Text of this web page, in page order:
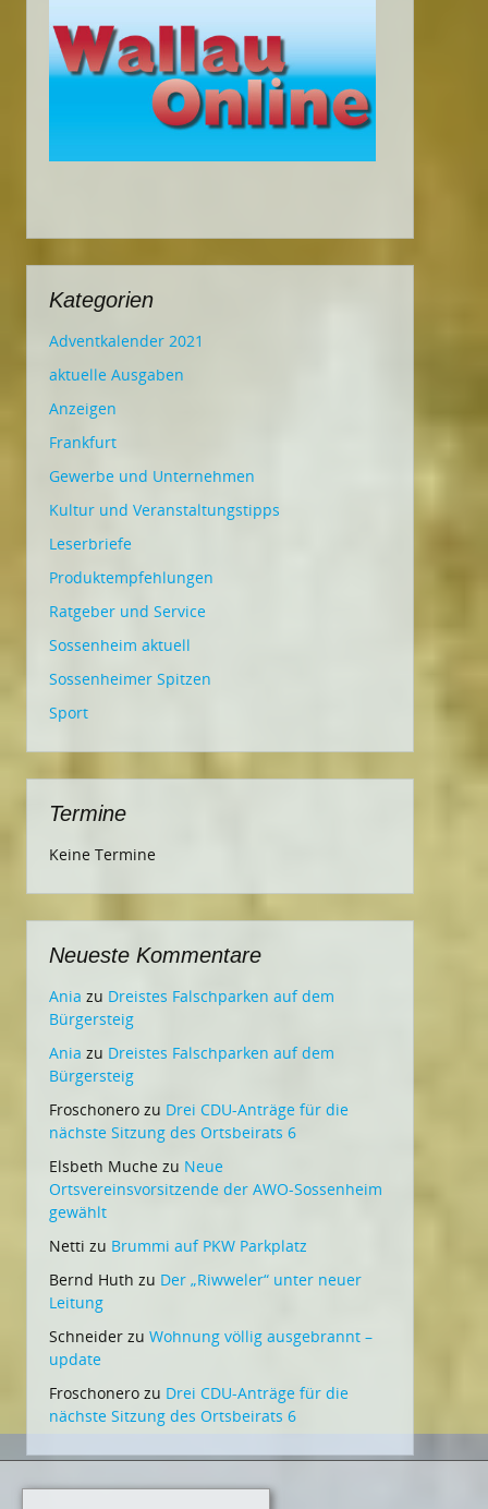
Kategorien
Adventkalender 2021
aktuelle Ausgaben
Anzeigen
Frankfurt
Gewerbe und Unternehmen
Kultur und Veranstaltungstipps
Leserbriefe
Produktempfehlungen
Ratgeber und Service
Sossenheim aktuell
Sossenheimer Spitzen
Sport
Termine
Keine Termine
Neueste Kommentare
Ania zu Dreistes Falschparken auf dem
Bürgersteig
Ania zu Dreistes Falschparken auf dem
Bürgersteig
Froschonero zu Drei CDU-Anträge für die
nächste Sitzung des Ortsbeirats 6
Elsbeth Muche zu Neue
Ortsvereinsvorsitzende der AWO-Sossenheim
gewählt
Netti zu Brummi auf PKW Parkplatz
Bernd Huth zu Der „Riwweler“ unter neuer
Leitung
Schneider zu Wohnung völlig ausgebrannt –
update
Froschonero zu Drei CDU-Anträge für die
nächste Sitzung des Ortsbeirats 6